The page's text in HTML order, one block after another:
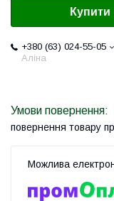
Купити
+380 (63) 024-55-05
Аліна
повернення товару